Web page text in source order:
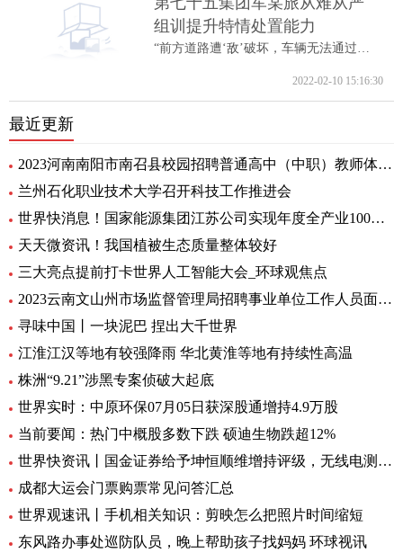
组训提升特情处置能力
2022-02-10 15:16:30
最近更新
2023河南南阳市南召县校园招聘普通高中（中职）教师体检公告 全球消息
兰州石化职业技术大学召开科技工作推进会
世界快消息！国家能源集团江苏公司实现年度全产业100%绿电消费
天天微资讯！我国植被生态质量整体较好
三大亮点提前打卡世界人工智能大会_环球观焦点
2023云南文山州市场监督管理局招聘事业单位工作人员面试通告
寻味中国丨一块泥巴 捏出大千世界
江淮江汉等地有较强降雨 华北黄淮等地有持续性高温
株洲“9.21”涉黑专案侦破大起底
世界实时：中原环保07月05日获深股通增持4.9万股
当前要闻：热门中概股多数下跌 硕迪生物跌超12%
世界快资讯丨国金证券给予坤恒顺维增持评级，无线电测量仿真龙头，新品打开增长极
成都大运会门票购票常见问答汇总
世界观速讯丨手机相关知识：剪映怎么把照片时间缩短
东风路办事处巡防队员，晚上帮助孩子找妈妈 环球视讯